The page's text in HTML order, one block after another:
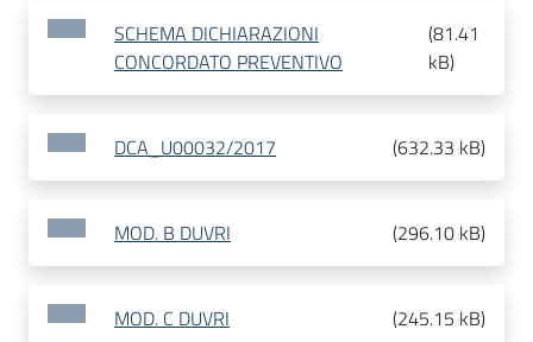
SCHEMA DICHIARAZIONI
CONCORDATO PREVENTIVO
(81.41
kB)
DCA_U00032/2017 (632.33 kB)
MOD. B DUVRI (296.10 kB)
MOD. C DUVRI (245.15 kB)